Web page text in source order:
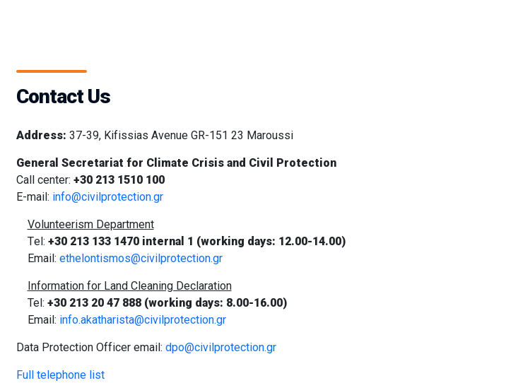
Contact Us
Address: 37-39, Kifissias Avenue GR-151 23 Maroussi
General Secretariat for Climate Crisis and Civil Protection
Call center: +30 213 1510 100
E-mail: info@civilprotection.gr
Volunteerism Department
Τel: +30 213 133 1470 internal 1 (working days: 12.00-14.00)
Email: ethelontismos@civilprotection.gr
Information for Land Cleaning Declaration
Tel: +30 213 20 47 888 (working days: 8.00-16.00)
Email: info.akatharista@civilprotection.gr
Data Protection Officer email: dpo@civilprotection.gr
Full telephone list